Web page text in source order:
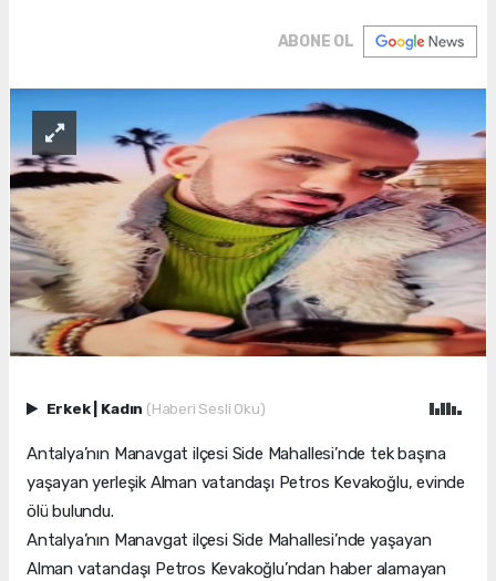
ABONE OL
Erkek Kadın (Haberi Sesli Oku)
Antalya’nın Manavgat ilçesi Side Mahallesi’nde tek başına
yaşayan yerleşik Alman vatandaşı Petros Kevakoğlu, evinde
ölü bulundu.
Antalya’nın Manavgat ilçesi Side Mahallesi’nde yaşayan
Alman vatandaşı Petros Kevakoğlu’ndan haber alamayan